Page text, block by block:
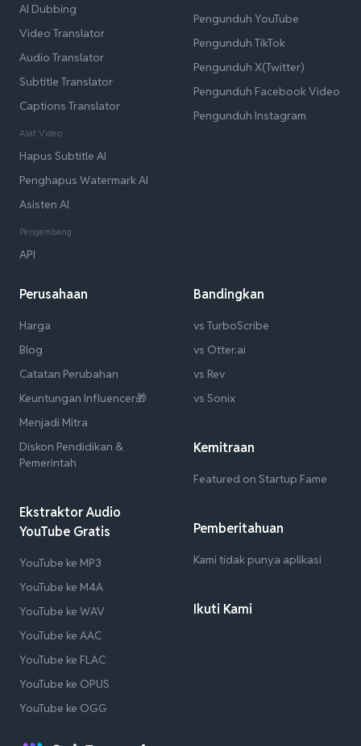
AI Dubbing
Video Translator
Audio Translator
Subtitle Translator
Captions Translator
Alat Video
Hapus Subtitle AI
Penghapus Watermark AI
Asisten AI
Pengembang
API
Pengunduh YouTube
Pengunduh TikTok
Pengunduh X(Twitter)
Pengunduh Facebook Video
Pengunduh Instagram
Perusahaan
Harga
Blog
Catatan Perubahan
Keuntungan Influencer🎁
Menjadi Mitra
Diskon Pendidikan &
Pemerintah
Ekstraktor Audio
YouTube Gratis
YouTube ke MP3
YouTube ke M4A
YouTube ke WAV
YouTube ke AAC
YouTube ke FLAC
YouTube ke OPUS
YouTube ke OGG
Bandingkan
vs TurboScribe
vs Otter.ai
vs Rev
vs Sonix
Kemitraan
Featured on Startup Fame
Pemberitahuan
Kami tidak punya aplikasi
Ikuti Kami